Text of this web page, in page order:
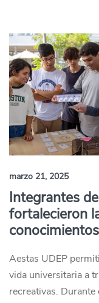
marzo 21, 2025
Integrantes
fortalecieron
conocimientos
Aestas UDEP
vida universitaria a
recreativas.